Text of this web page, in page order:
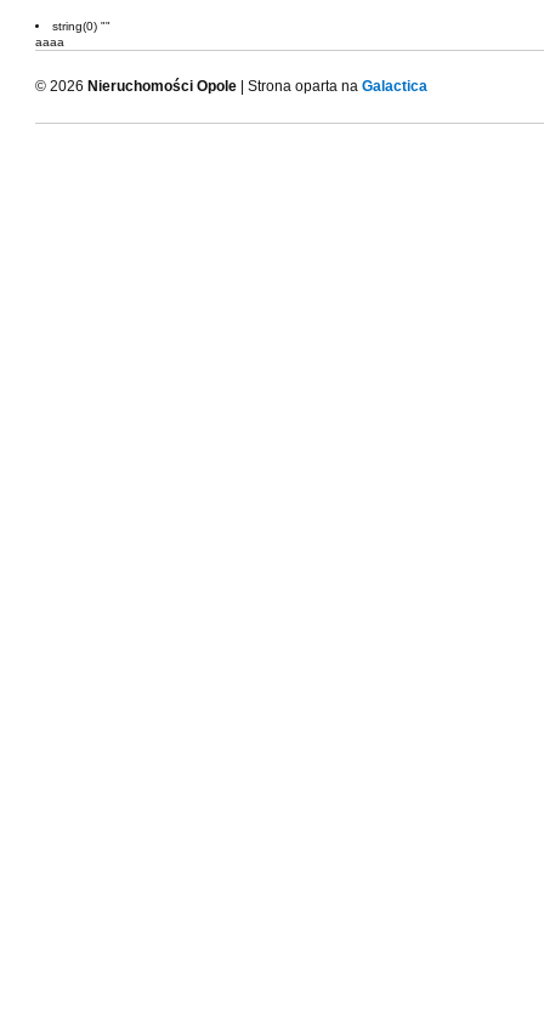
string(0) ""
aaaa
© 2026 Nieruchomości Opole | Strona oparta na Galactica